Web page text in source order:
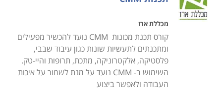
מכללת ארז
קורס תכנת מכונות CMM נועד להכשיר מפעילים
ומתכנתים לתעשיות שונות כגון עיבוד שבבי,
פלסטיקה, אלקטרוניקה, מתכת, תרופות והיי-טק.
השימוש ב- CMM נועד על מנת לשמור על איכות
העבודה ולאפשר ביצוע